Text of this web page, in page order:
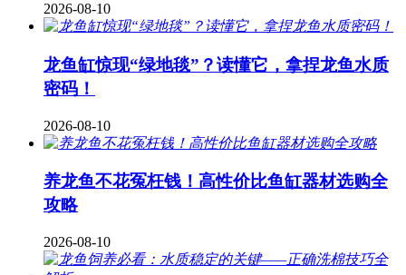
2026-08-10
龙鱼缸惊现“绿地毯”？读懂它，拿捏龙鱼水质
密码！
2026-08-10
养龙鱼不花冤枉钱！高性价比鱼缸器材选购全
攻略
2026-08-10